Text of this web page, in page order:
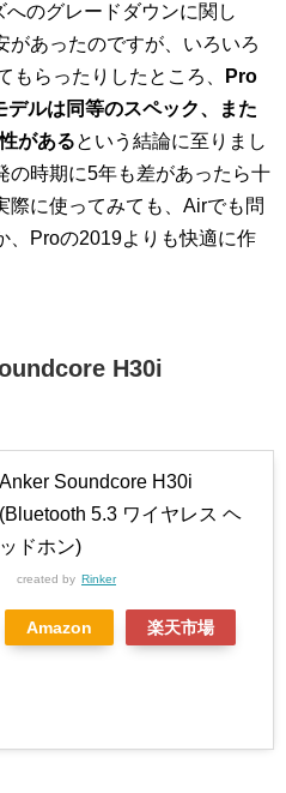
のグレードダウンに関し
があったのですが、いろいろ
もらったりしたところ、
Pro
ルは同等のスペック、また
があるという結論に至りまし
の時期に5年も差があったら十
際に使ってみても、Airでも問
、Proの2019よりも快適に作
H30i
Anker Soundcore H30i
(Bluetooth 5.3 ワイヤレス ヘ
ッドホン)
created by Rinker
Amazon 楽天市場